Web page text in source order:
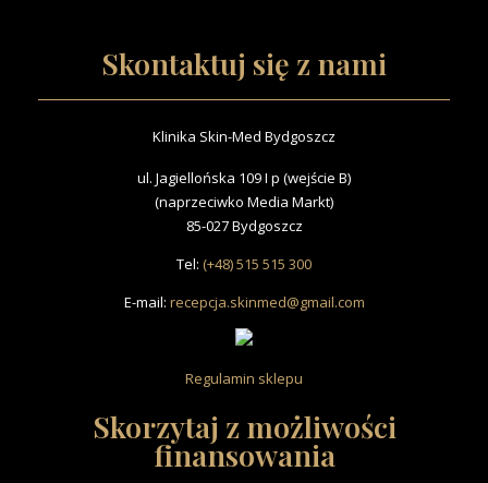
Skontaktuj się z nami
Klinika Skin-Med Bydgoszcz
ul. Jagiellońska 109 I p (wejście B)
(naprzeciwko Media Markt)
85-027 Bydgoszcz
Tel: (+48) 515 515 300
E-mail: recepcja.skinmed@gmail.com
Regulamin sklepu
Skorzytaj z możliwości
finansowania